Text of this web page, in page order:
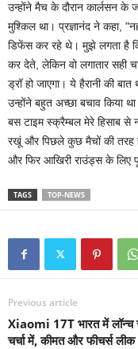
उन्होंने मैच के दौरान कार्लसन के
मुश्किल था। प्रज्ञानंद ने कहा,
डिफेंस कर रहे थे। मुझे लगता है कि
कर देते, लेकिन वो लगातार
ड्रॉ हो जाएगा। ये हैरानी की
उन्होंने बहुत अच्छा बचाव किया
बस टाइम स्क्रैम्बल मेरे हिसाब से
रखूं और पिछले कुछ मैचों की तरह
और फिर आखिरी राउंड्स के लिए
TAGS TOP-NEWS
Previous article
Xiaomi 17T भारत में लॉन्च
चर्चा में, कीमत और फीचर्स लीक